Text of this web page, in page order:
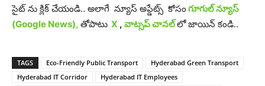
సైట్ ను క్లిక్ చేయండి.. అలాగే న్యూస్ అప్డేట్స్ కోసం గూగుల్ న్యూస్
(Google News), తోపాటు X , వాట్సప్ చానల్లో జాయిన్ కండి..
TAGS Eco-Friendly Public Transport
Hyderabad Green Transport
Hyderabad IT Corridor
Hyderabad IT Employees